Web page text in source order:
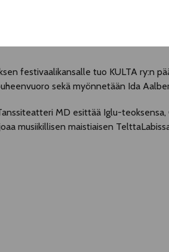
festivaalikansalle tuo KULTA ry:n
sekä myönnetään Ida
MD esittää Iglu-
musiikillisen maistiaisen